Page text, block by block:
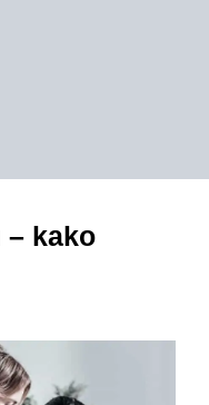
– kako